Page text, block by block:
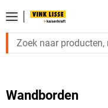
Wandborden